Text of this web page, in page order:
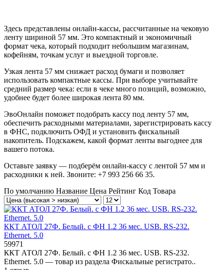
Здесь представлены онлайн-кассы, рассчитанные на чековую
ленту шириной 57 мм. Это компактный и экономичный
формат чека, который подходит небольшим магазинам,
кофейням, точкам услуг и выездной торговле.
Узкая лента 57 мм снижает расход бумаги и позволяет
использовать компактные кассы. При выборе учитывайте
средний размер чека: если в чеке много позиций, возможно,
удобнее будет более широкая лента 80 мм.
ЭвоОнлайн поможет подобрать кассу под ленту 57 мм,
обеспечить расходными материалами, зарегистрировать кассу
в ФНС, подключить ОФД и установить фискальный
накопитель. Подскажем, какой формат ленты выгоднее для
вашего потока.
Оставьте заявку — подберём онлайн-кассу с лентой 57 мм и
расходники к ней. Звоните: +7 993 256 66 35.
По умолчанию Название Цена Рейтинг Код Товара
ККТ АТОЛ 27Ф. Белый. с ФН 1.2 36 мес. USB. RS-232.
Ethernet. 5.0
59971
ККТ АТОЛ 27Ф. Белый. с ФН 1.2 36 мес. USB. RS-232.
Ethernet. 5.0 — товар из раздела Фискальные регистрато..